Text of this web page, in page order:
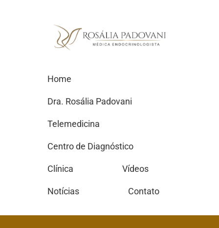
Home
Dra. Rosália Padovani
Telemedicina
Centro de Diagnóstico
Clínica Vídeos
Notícias Contato